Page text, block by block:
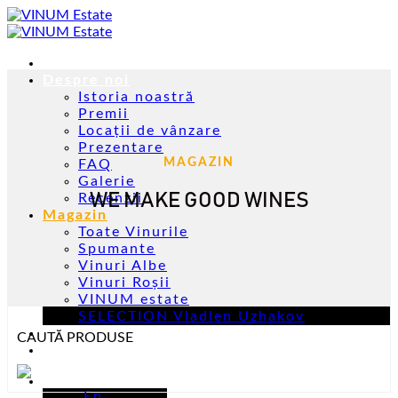
Skip
to
Istoria noastră
Premii
Locații de vânzare
Prezentare
FAQ
Galerie
Recenzii
Magazin
Toate Vinurile
Spumante
Vinuri Albe
Vinuri Roșii
VINUM estate
SELECTION Vladlen Uzhakov
Evenimente
MAGAZIN
WE MAKE GOOD WINES
CAUTĂ PRODUSE